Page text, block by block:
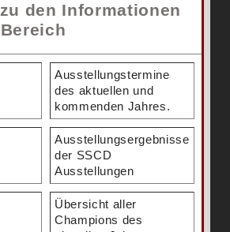
den Informationen
Ausstellungstermine
des aktuellen und
kommenden Jahres.
Ausstellungsergebnisse
der SSCD
Ausstellungen
Übersicht aller
Champions des